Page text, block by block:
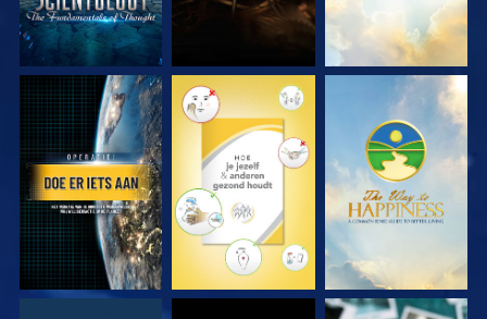
KIJK KIJK KIJK